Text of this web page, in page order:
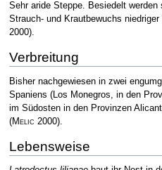
Sehr aride Steppe. Besiedelt
Strauch- und Krautbewuchs
2000).
Verbreitung
Bisher nachgewiesen in zwei
Spaniens (Los Monegros, in den
im Südosten in den Provinzen
(Melic 2000).
Lebensweise